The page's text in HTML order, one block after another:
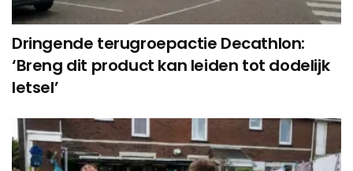
Dringende terugroepactie Decathlon:
‘Breng dit product kan leiden tot dodelijk
letsel’